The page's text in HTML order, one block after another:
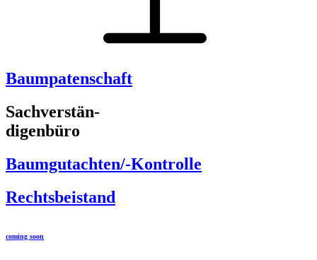
Baumpatenschaft
Sachverstän-
digenbüro
Baumgutachten/-Kontrolle
Rechtsbeistand
coming soon